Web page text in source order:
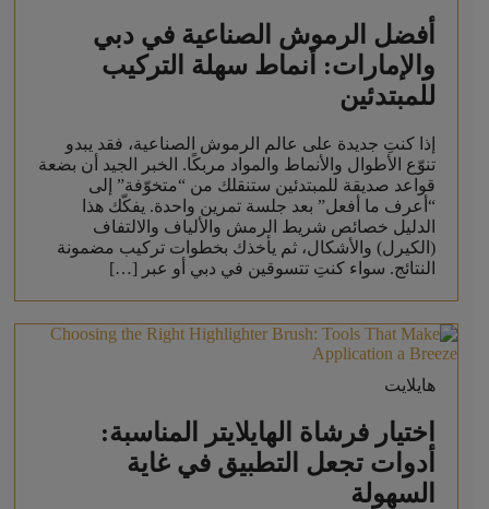
أفضل الرموش الصناعية في دبي
والإمارات: أنماط سهلة التركيب
للمبتدئين
إذا كنتِ جديدة على عالم الرموش الصناعية، فقد يبدو
تنوّع الأطوال والأنماط والمواد مربكًا. الخبر الجيد أن بضعة
قواعد صديقة للمبتدئين ستنقلك من “متخوّفة” إلى
“أعرف ما أفعل” بعد جلسة تمرين واحدة. يفكّك هذا
الدليل خصائص شريط الرمش والألياف والالتفاف
(الكيرل) والأشكال، ثم يأخذك بخطوات تركيب مضمونة
النتائج. سواء كنتِ تتسوقين في دبي أو عبر […]
هايلايت
اختيار فرشاة الهايلايتر المناسبة:
أدوات تجعل التطبيق في غاية
السهولة